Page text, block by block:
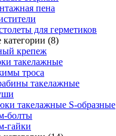
пена
для герметиков
категории (8)
крепеж
такелажные
троса
такелажные
такелажные S-образные
болты
гайки